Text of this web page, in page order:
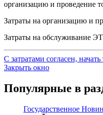
организацию и проведение
Затраты на организацию и
Затраты на обслуживание
С затратами согласен, начать
Закрыть окно
Популярные в
Государственное